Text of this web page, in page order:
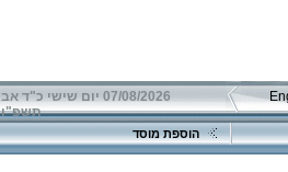
07/08/2026 יום שישי כ"ד אב
תשפ"ו
הוספת מוסד